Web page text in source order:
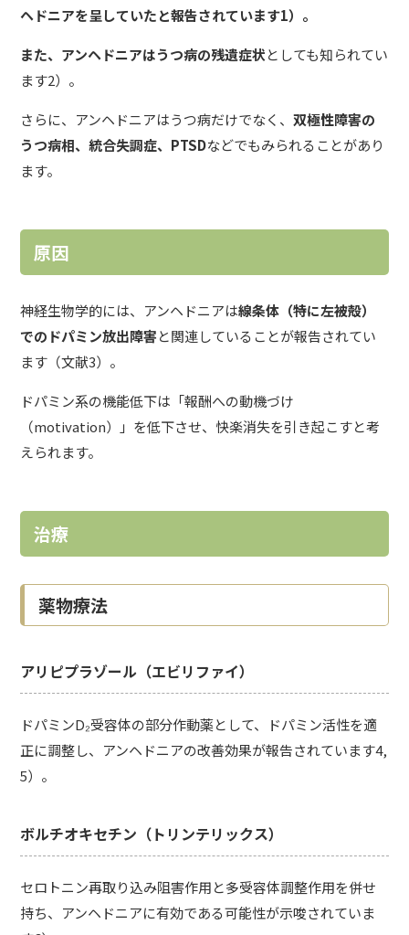
ヘドニアを呈していたと報告されています1）。
また、アンヘドニアはうつ病の残遺症状としても知られてい
ます2）。
さらに、アンヘドニアはうつ病だけでなく、双極性障害の
うつ病相、統合失調症、PTSDなどでもみられることがあり
ます。
原因
神経生物学的には、アンヘドニアは線条体（特に左被殻）
でのドパミン放出障害と関連していることが報告されてい
ます（文献3）。
ドパミン系の機能低下は「報酬への動機づけ
（motivation）」を低下させ、快楽消失を引き起こすと考
えられます。
治療
薬物療法
アリピプラゾール（エビリファイ）
ドパミンD₂受容体の部分作動薬として、ドパミン活性を適
正に調整し、アンヘドニアの改善効果が報告されています4,
5）。
ボルチオキセチン（トリンテリックス）
セロトニン再取り込み阻害作用と多受容体調整作用を併せ
持ち、アンヘドニアに有効である可能性が示唆されていま